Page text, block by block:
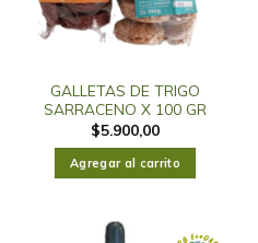
GALLETAS DE TRIGO
SARRACENO X 100 GR
$5.900,00
Agregar al carrito